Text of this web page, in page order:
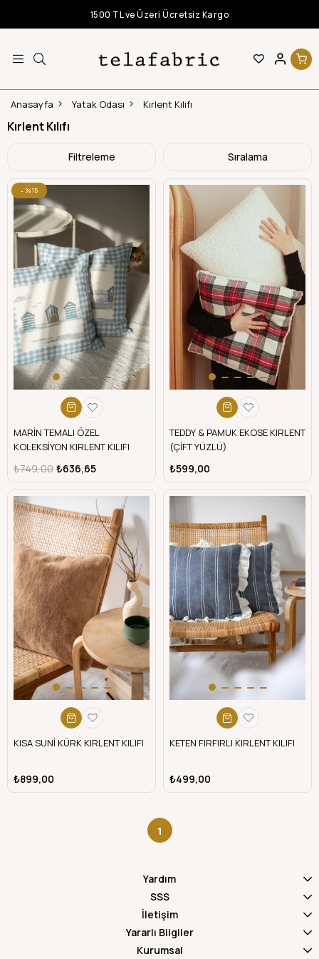
1500 TL ve Üzeri Ücretsiz Kargo
Anasayfa Yatak Odası Kırlent Kılıfı
Kırlent Kılıfı
Filtreleme Sıralama
MARİN TEMALI ÖZEL
KOLEKSİYON KIRLENT KILIFI
₺636,65
₺749,00
%15
TEDDY & PAMUK EKOSE KIRLENT
(ÇİFT YÜZLÜ)
₺599,00
KISA SUNİ KÜRK KIRLENT KILIFI
₺899,00
KETEN FIRFIRLI KIRLENT KILIFI
₺499,00
1
Yardım
SSS
İletişim
Yararlı Bilgiler
Kurumsal